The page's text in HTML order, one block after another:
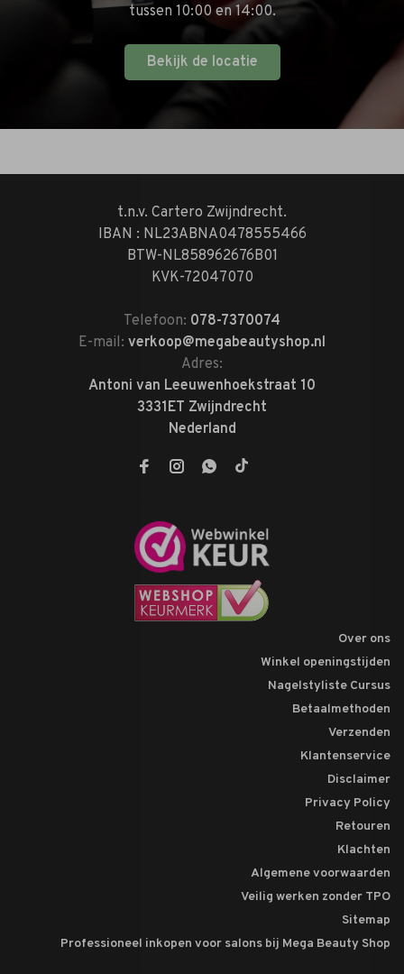
tussen 10:00 en 14:00.
Bekijk de locatie
t.n.v. Cartero Zwijndrecht.
IBAN : NL23ABNA0478555466
BTW-NL858962676B01
KVK-72047070
Telefoon: 078-7370074
E-mail: verkoop@megabeautyshop.nl
Adres:
Antoni van Leeuwenhoekstraat 10
3331ET Zwijndrecht
Nederland
Over ons
Winkel openingstijden
Nagelstyliste Cursus
Betaalmethoden
Verzenden
Klantenservice
Disclaimer
Privacy Policy
Retouren
Klachten
Algemene voorwaarden
Veilig werken zonder TPO
Sitemap
Professioneel inkopen voor salons bij Mega Beauty Shop